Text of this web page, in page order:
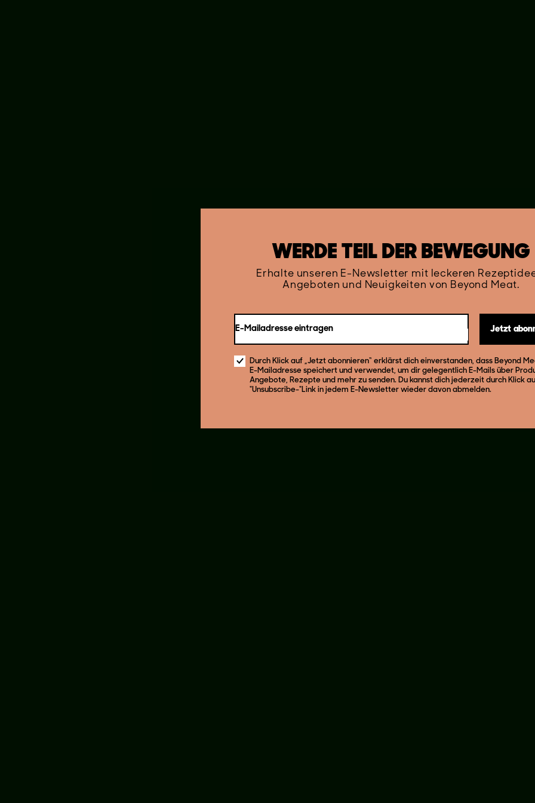
WERDE TEIL DER BEWEGUNG
Erhalte unseren E-Newsletter mit leckeren
Angeboten und Neuigkeiten von Beyond Meat.
E-Mailadresse eintragen Jetzt
Durch Klick auf „Jetzt abonnieren“ erklärst dich einverstanden, dass Beyond
E-Mailadresse speichert und verwendet, um dir gelegentlich E-Mails über
Angebote, Rezepte und mehr zu senden. Du kannst dich jederzeit durch Klick
"Unsubscribe-"Link in jedem E-Newsletter wieder davon abmelden.